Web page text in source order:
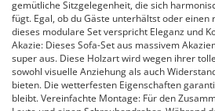
gemütliche Sitzgelegenheit, die sich
fügt. Egal, ob du Gäste unterhältst oder einen
dieses modulare Set verspricht Eleganz und
Akazie: Dieses Sofa-Set aus massivem
super aus. Diese Holzart wird wegen ihrer
sowohl visuelle Anziehung als auch
bieten. Die wetterfesten Eigenschaften
bleibt. Vereinfachte Montage: Für den